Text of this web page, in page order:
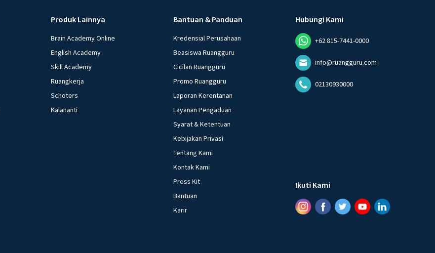
Produk Lainnya
Brain Academy Online
English Academy
Skill Academy
Ruangkerja
Schoters
Kalananti
Bantuan & Panduan
Kredensial Perusahaan
Beasiswa Ruangguru
Cicilan Ruangguru
Promo Ruangguru
Laporan Kerentanan
Layanan Pengaduan
Syarat & Ketentuan
Kebijakan Privasi
Tentang Kami
Kontak Kami
Press Kit
Bantuan
Karir
Hubungi Kami
+62 815-7441-0000
info@ruangguru.com
02130930000
Ikuti Kami